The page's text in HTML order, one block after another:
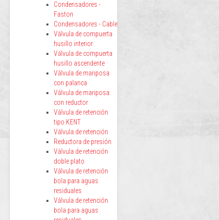
Condensadores -
Faston
Condensadores - Cable
Válvula de compuerta
husillo interior
Válvula de compuerta
husillo ascendente
Válvula de mariposa
con palanca
Válvula de mariposa
con reductor
Válvula de retención
tipo KENT
Válvula de retención
Reductora de presión
Válvula de retención
doble plato
Válvula de retención
bola para aguas
residuales
Válvula de retención
bola para aguas